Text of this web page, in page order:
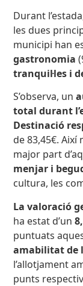
Durant
les dues
municipi han
gastronomia
tranquil·les i
S’observa, un
total durant
Destinació
de 83,45€.
major part
menjar i
cultura, les
Lavaloració
ha estat d’un
puntuats
amabilitat de
l’allotjament
punts